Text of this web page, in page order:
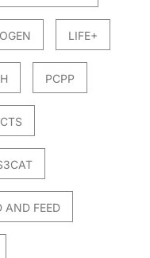
LIFE+
PCPP
AND FEED